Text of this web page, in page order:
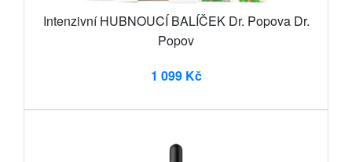
Intenzivní HUBNOUCÍ BALÍČEK Dr. Popova Dr.
Popov
1 099 Kč